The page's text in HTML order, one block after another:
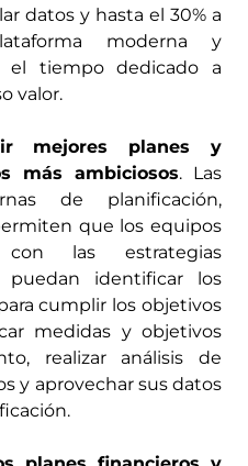
datos y hasta el 30% a
moderna y
el tiempo dedicado a
valor.
mejores planes y
más ambiciosos. Las
de planificación,
que los equipos
las estrategias
puedan identificar los
cumplir los objetivos
medidas y objetivos
realizar análisis de
y aprovechar sus datos